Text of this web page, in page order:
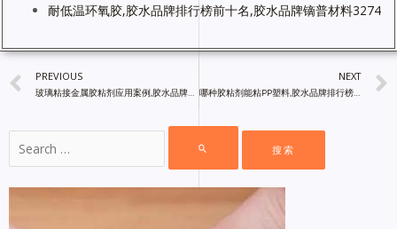
耐低温环氧胶,胶水品牌排行榜前十名,胶水品牌镝普材料3274
PREVIOUS
玻璃粘接金属胶粘剂应用案例,胶水品牌排行榜前十名,镝普材料
NEXT
哪种胶粘剂能粘PP塑料,胶水品牌排行榜前十名,镝普材料